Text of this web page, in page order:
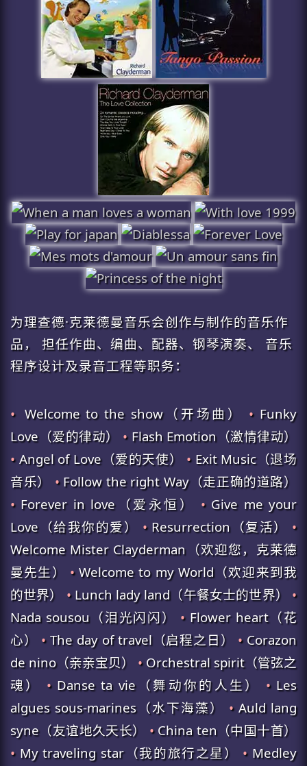
为理查德·克莱德曼音乐会创作与制作的音乐作
品， 担任作曲、编曲、配器、钢琴演奏、 音乐
程序设计及录音工程等职务：
• Welcome to the show（开场曲） •Funky
Love（爱的律动） •Flash Emotion（激情律动）
•Angel of Love（爱的天使） •Exit Music（退场
音乐） •Follow the right Way（走正确的道路）
•Forever in love（爱永恒） •Give me your
Love（给我你的爱） •Resurrection（复活） •
Welcome Mister Clayderman（欢迎您，克莱德
曼先生） •Welcome to my World（欢迎来到我
的世界） •Lunch lady land（午餐女士的世界） •
Nada sousou（泪光闪闪） •Flower heart（花
心） •The day of travel（启程之日） •Corazon
de nino（亲亲宝贝） •Orchestral spirit（管弦之
魂） •Danse ta vie（舞动你的人生） •Les
algues sous-marines（水下海藻） •Auld lang
syne（友谊地久天长） •China ten（中国十首）
•My traveling star（我的旅行之星） •Medley